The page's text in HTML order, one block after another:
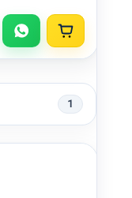
1